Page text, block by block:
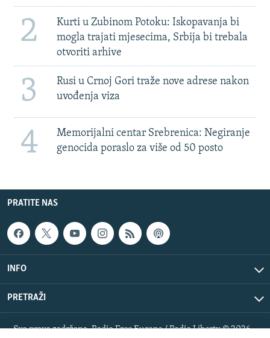
2
Kurti u Zubinom Potoku: Iskopavanja bi
mogla trajati mjesecima, Srbija bi trebala
otvoriti arhive
3
Rusi u Crnoj Gori traže nove adrese nakon
uvođenja viza
4
Memorijalni centar Srebrenica: Negiranje
genocida poraslo za više od 50 posto
PRATITE NAS
INFO
PRETRAŽI
Sva prava zadržana. Radio Free Europe / Radio Liberty © 2026